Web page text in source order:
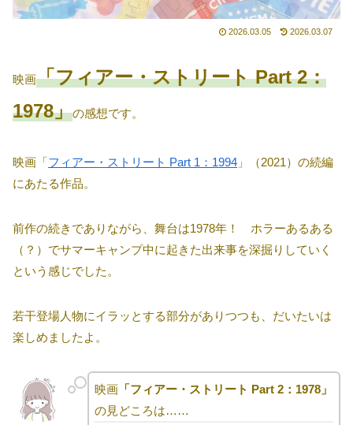
2026.03.05 2026.03.07
映画「フィアー・ストリート Part 2：
1978」の感想です。
映画「フィアー・ストリート Part 1：1994 」（2021）の続編
にあたる作品。
前作の続きでありながら、舞台は1978年！ ホラーあるある
（？）でサマーキャンプ中に起きた出来事を深掘りしていく
という感じでした。
若干登場人物にイラッとする部分がありつつも、だいたいは
楽しめましたよ。
映画「フィアー・ストリート Part 2：1978」
の見どころは……